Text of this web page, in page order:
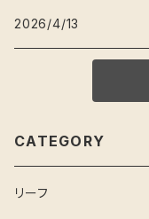
2026/4/13
CATEGORY
リーフ